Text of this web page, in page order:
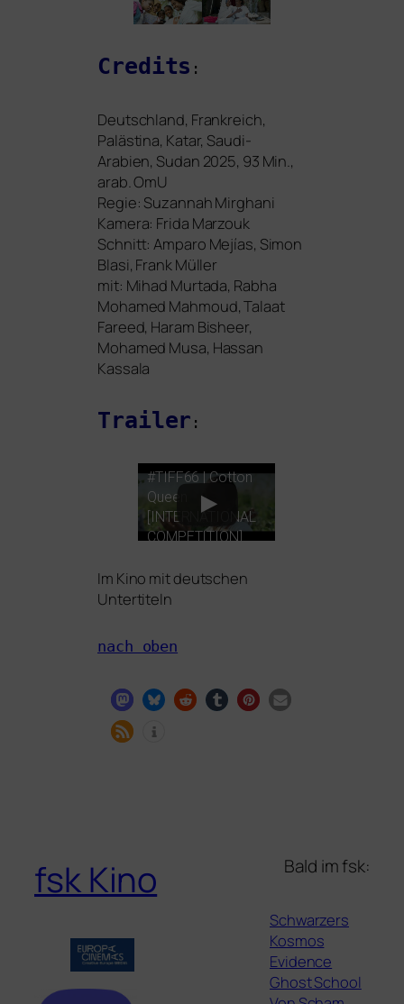
Credits :
Deutschland, Frankreich,
Palästina, Katar, Saudi-
Arabien, Sudan 2025, 93 Min.,
arab. OmU
Regie: Suzannah Mirghani
Kamera: Frida Marzouk
Schnitt: Amparo Mejías, Simon
Blasi, Frank Müller
mit: Mihad Murtada, Rabha
Mohamed Mahmoud, Talaat
Fareed, Haram Bisheer,
Mohamed Musa, Hassan
Kassala
Trailer :
#TIFF66| Cotton
Queen
[INTERNATIONAL
COMPETITION]
Im Kino mit deut­schen
Untertiteln
nach oben
fsk Kino Bald im fsk:
Schwarzers
Kosmos
Evidence
Ghost School